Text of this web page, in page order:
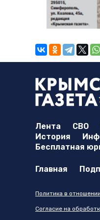
Лента СВО
История
Бесплатная
Главная
Политика в
Согласие на